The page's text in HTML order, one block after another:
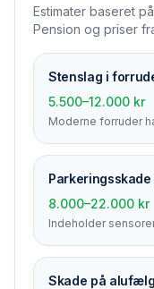
Estimater baseret
Pension og priser
Stenslag i
5.500–12.000 kr
Moderne forruder
8.000–22.000 kr
Indeholder
Skade på alufælg